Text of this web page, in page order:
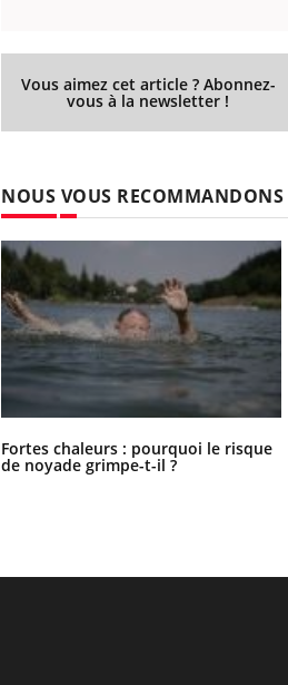
Vous aimez cet article ? Abonnez-
vous à la newsletter !
NOUS VOUS RECOMMANDONS
Fortes chaleurs : pourquoi le risque
de noyade grimpe-t-il ?